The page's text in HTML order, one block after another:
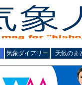
気象ダイアリー 天候のま